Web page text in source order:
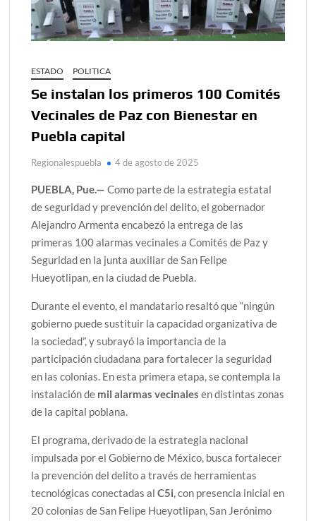
ESTADO POLITICA
Se instalan los primeros 100 Comités
Vecinales de Paz con Bienestar en
Puebla capital
Regionalespuebla 4 de agosto de 2025
PUEBLA, Pue.— Como parte de la estrategia estatal
de seguridad y prevención del delito, el gobernador
Alejandro Armenta encabezó la entrega de las
primeras 100 alarmas vecinales a Comités de Paz y
Seguridad en la junta auxiliar de San Felipe
Hueyotlipan, en la ciudad de Puebla.
Durante el evento, el mandatario resaltó que “ningún
gobierno puede sustituir la capacidad organizativa de
la sociedad”, y subrayó la importancia de la
participación ciudadana para fortalecer la seguridad
en las colonias. En esta primera etapa, se contempla la
instalación de mil alarmas vecinales en distintas zonas
de la capital poblana.
El programa, derivado de la estrategia nacional
impulsada por el Gobierno de México, busca fortalecer
la prevención del delito a través de herramientas
tecnológicas conectadas alC5i, con presencia inicial en
20 colonias de San Felipe Hueyotlipan, San Jerónimo